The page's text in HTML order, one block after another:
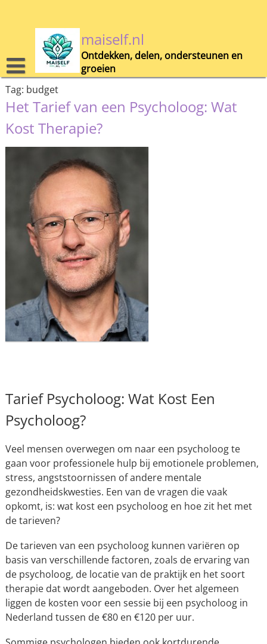
maiself.nl
Ontdekken, delen, ondersteunen en
groeien
Tag: budget
Het Tarief van een Psycholoog: Wat
Kost Therapie?
Tarief Psycholoog: Wat Kost Een
Psycholoog?
Veel mensen overwegen om naar een psycholoog te
gaan voor professionele hulp bij emotionele problemen,
stress, angststoornissen of andere mentale
gezondheidskwesties. Een van de vragen die vaak
opkomt, is: wat kost een psycholoog en hoe zit het met
de tarieven?
De tarieven van een psycholoog kunnen variëren op
basis van verschillende factoren, zoals de ervaring van
de psycholoog, de locatie van de praktijk en het soort
therapie dat wordt aangeboden. Over het algemeen
liggen de kosten voor een sessie bij een psycholoog in
Nederland tussen de €80 en €120 per uur.